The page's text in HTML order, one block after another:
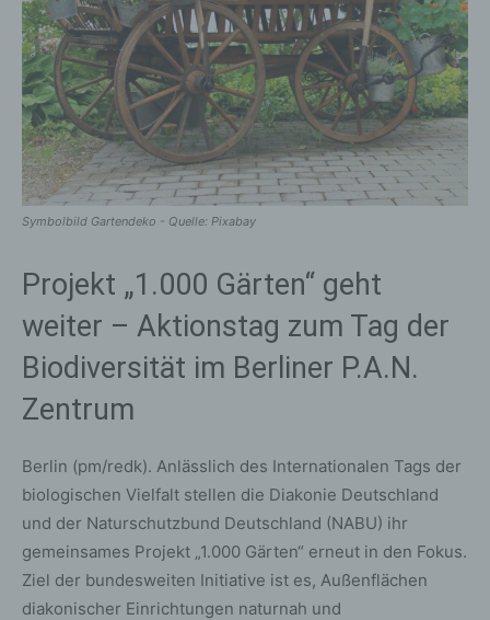
Symbolbild Gartendeko - Quelle: Pixabay
Projekt „1.000 Gärten“ geht
weiter – Aktionstag zum Tag der
Biodiversität im Berliner P.A.N.
Zentrum
Berlin (pm/redk). Anlässlich des Internationalen Tags der
biologischen Vielfalt stellen die Diakonie Deutschland
und der Naturschutzbund Deutschland (NABU) ihr
gemeinsames Projekt „1.000 Gärten“ erneut in den Fokus.
Ziel der bundesweiten Initiative ist es, Außenflächen
diakonischer Einrichtungen naturnah und